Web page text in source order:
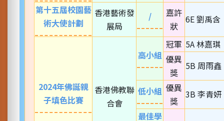
第十五屆校園藝
術大使計劃
香港藝術發
展局
/
嘉許
狀
6E 劉禹含
2024年佛誕親
子填色比賽
香港佛教聯
合會
高小組
冠軍 5A 林嘉琪
優異
獎
5B 周雨鑫
低小組 優異
獎
3B 李青妍
最佳學